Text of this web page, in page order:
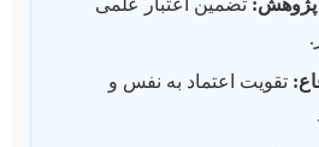
پژوهش: تضمین اعتبار علمی
تقویت اعتماد به نفس و